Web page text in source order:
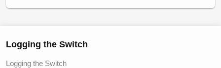
Logging the Switch
Logging the Switch